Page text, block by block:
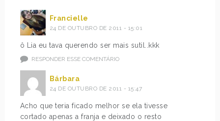
Francielle
24 DE OUTUBRO DE 2011 - 15:01
ô Lia eu tava querendo ser mais sutil..kkk
RESPONDER ESSE COMENTÁRIO
Bárbara
24 DE OUTUBRO DE 2011 - 15:47
Acho que teria ficado melhor se ela tivesse
cortado apenas a franja e deixado o resto